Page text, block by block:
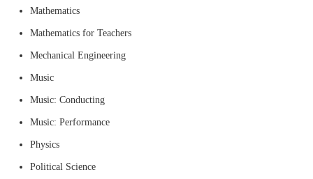
Mathematics
Mathematics for Teachers
Mechanical Engineering
Music
Music: Conducting
Music: Performance
Physics
Political Science